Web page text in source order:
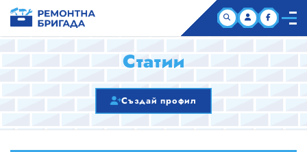
НАЧАЛО
КОМПАНИИ
Статии
Създай профил